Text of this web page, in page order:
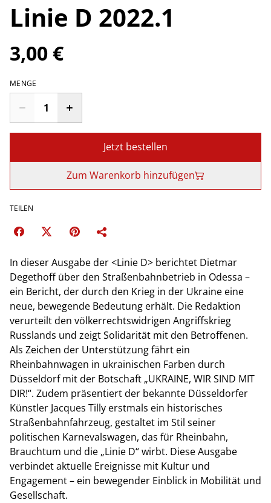
Linie D 2022.1
3,00 €
MENGE
Jetzt bestellen
Zum Warenkorb hinzufügen
TEILEN
In dieser Ausgabe der <Linie D> berichtet Dietmar
Degethoff über den Straßenbahnbetrieb in Odessa –
ein Bericht, der durch den Krieg in der Ukraine eine
neue, bewegende Bedeutung erhält. Die Redaktion
verurteilt den völkerrechtswidrigen Angriffskrieg
Russlands und zeigt Solidarität mit den Betroffenen.
Als Zeichen der Unterstützung fährt ein
Rheinbahnwagen in ukrainischen Farben durch
Düsseldorf mit der Botschaft „UKRAINE, WIR SIND MIT
DIR!“. Zudem präsentiert der bekannte Düsseldorfer
Künstler Jacques Tilly erstmals ein historisches
Straßenbahnfahrzeug, gestaltet im Stil seiner
politischen Karnevalswagen, das für Rheinbahn,
Brauchtum und die „Linie D“ wirbt. Diese Ausgabe
verbindet aktuelle Ereignisse mit Kultur und
Engagement – ein bewegender Einblick in Mobilität und
Gesellschaft.